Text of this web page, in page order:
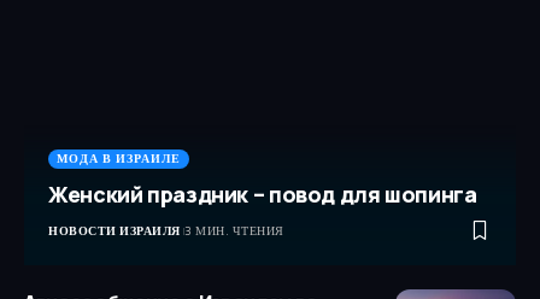
МОДА В ИЗРАИЛЕ
Женский праздник – повод для шопинга
НОВОСТИ ИЗРАИЛЯ 3 МИН. ЧТЕНИЯ